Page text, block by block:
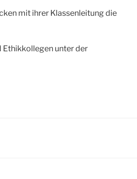
mit ihrer Klassenleitung die
Ethikkollegen unter der